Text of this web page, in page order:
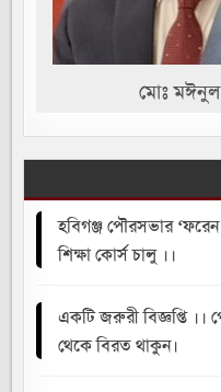
মোঃ
হবিগঞ্জ পৌরসভার ‘ফরেন
শিক্ষা কোর্স চালু ।।
একটি জরুরী বিজ্ঞপ্তি ।।
থেকে বিরত থাকুন।